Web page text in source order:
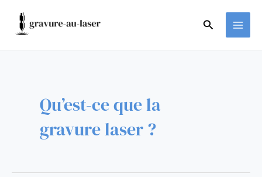
contenu
Rechercher
Qu’est-ce que la
gravure laser ?